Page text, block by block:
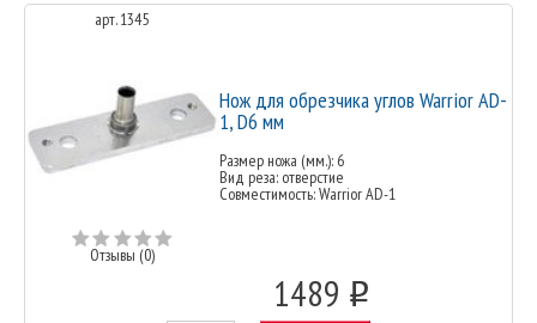
арт. 1345
Отзывы (0)
Нож для обрезчика углов Warrior AD-
1, D6 мм
Размер ножа (мм.): 6
Вид реза: отверстие
Совместимость: Warrior AD-1
1489 o